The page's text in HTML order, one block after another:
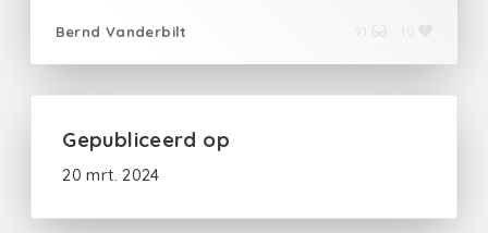
ging misschien vooruit. Het was in het bos. Ik las de
lied. Ik liet mijn tong begaan, mijn voeten door een
Bernd Vanderbilt
Gepubliceerd op
20 mrt. 2024